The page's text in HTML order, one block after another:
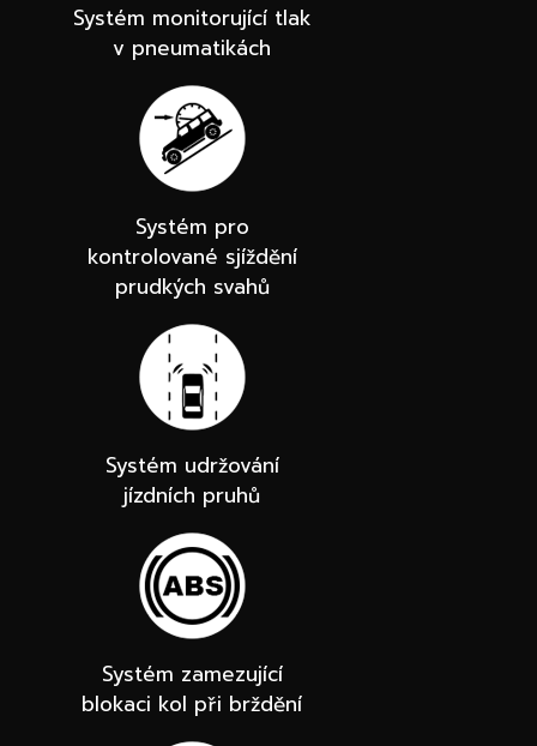
Systém monitorující tlak
v pneumatikách
Systém pro
kontrolované sjíždění
prudkých svahů
Systém udržování
jízdních pruhů
Systém zamezující
blokaci kol při brždění